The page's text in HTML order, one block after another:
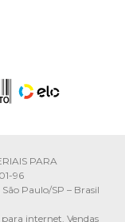
PARA
96
Paulo/SP – Brasil
internet. Vendas